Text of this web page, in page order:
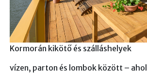
Kormorán kikötő és szálláshelyek
vízen, parton és lombok között –